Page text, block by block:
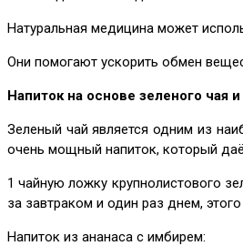
Натуральная медицина может
Они помогают ускорить обмен
Напиток на основе зеленого чая
Зеленый чай является одним из
очень мощный напиток, который
1 чайную ложку крупнолистового
за завтраком и один раз днем,
Напиток из ананаса с имбирем: